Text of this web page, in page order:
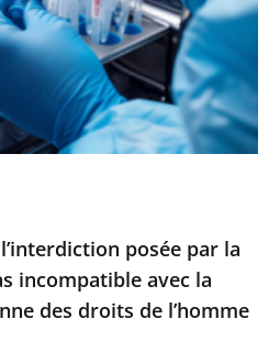
posée par la
incompatible avec la
des droits de l’homme